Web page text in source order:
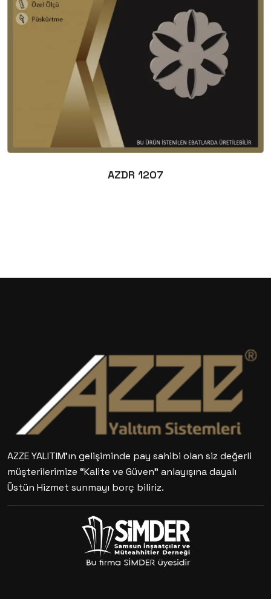
AZDR 1207
AZZE YALITIM’ın gelişiminde pay sahibi olan siz değerli
müşterilerimize “Kalite ve Güven” anlayışına dayalı
Üstün Hizmet sunmayı borç biliriz.